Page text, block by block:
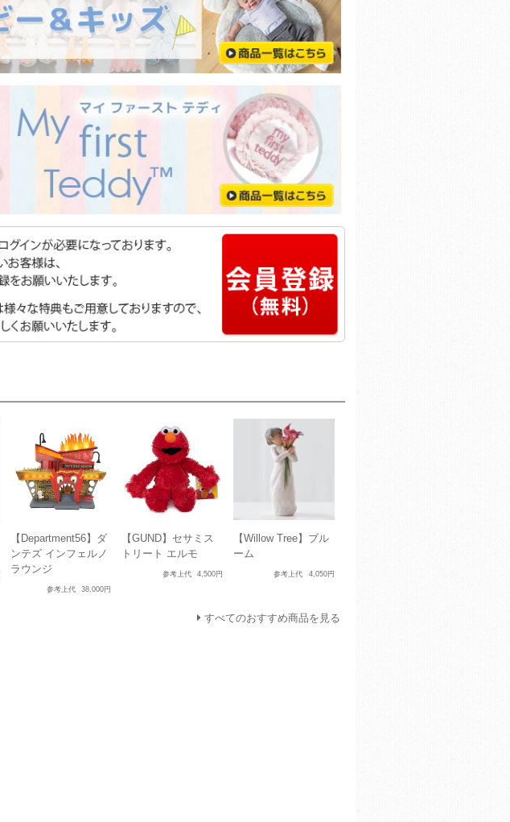
【Department56】ダ
ンテズ インフェルノ
ラウンジ
参考上代 38,000円
【GUND】セサミス
トリート エルモ
参考上代 4,500円
【Willow Tree】ブル
ーム
参考上代 4,050円
すべてのおすすめ商品を見る